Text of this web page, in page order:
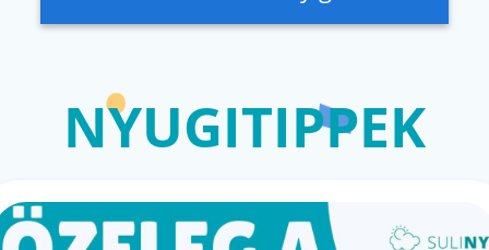
NYUGITIPPEK